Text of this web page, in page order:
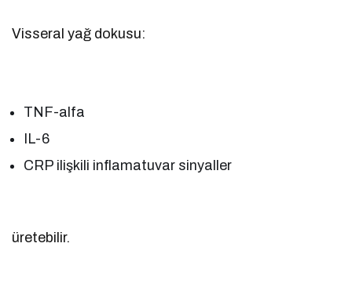
Visseral yağ dokusu:
TNF-alfa
IL-6
CRP ilişkili inflamatuvar sinyaller
üretebilir.